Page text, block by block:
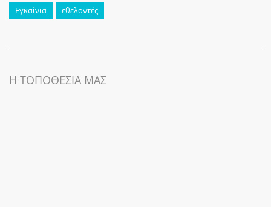
Εγκαίνια εθελοντές
Η ΤΟΠΟΘΕΣΙΑ ΜΑΣ